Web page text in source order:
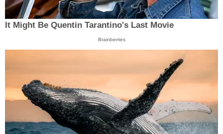
It Might Be Quentin Tarantino's Last Movie
Brainberries